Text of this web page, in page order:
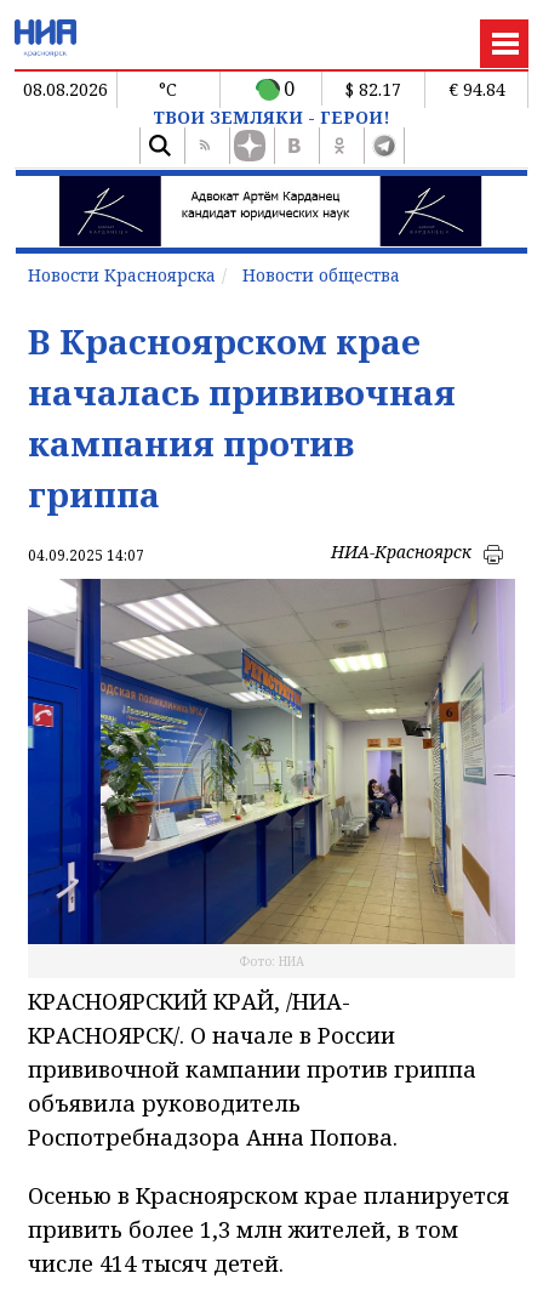
08.08.2026 °C 0 $ 82.17
€ 94.84
ТВОИ ЗЕМЛЯКИ - ГЕРОИ!
Новости Красноярска Новости общества
В Красноярском крае
началась прививочная
кампания против
гриппа
04.09.2025 14:07 НИА-Красноярск
Фото: НИА
КРАСНОЯРСКИЙ КРАЙ, /НИА-
КРАСНОЯРСК/. О начале в России
прививочной кампании против гриппа
объявила руководитель
Роспотребнадзора Анна Попова.
Осенью в Красноярском крае планируется
привить более 1,3 млн жителей, в том
числе 414 тысяч детей.